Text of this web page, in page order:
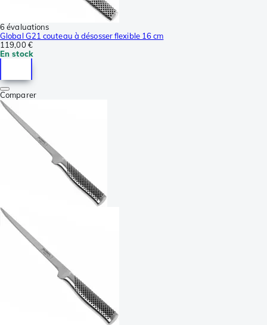
6 évaluations
Global G21 couteau à désosser flexible 16 cm
119,00 €
En stock
Comparer